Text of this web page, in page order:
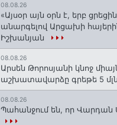
08.08.26
«Այսօր այն օրն է, երբ
անարգելով Արցախի
Իշխանյան
08.08.26
Արսեն Թորոսյանի կնոջ
աշխատավարձը գրեթե 5 մլն
08.08.26
Պահանջում են, որ Վարդան